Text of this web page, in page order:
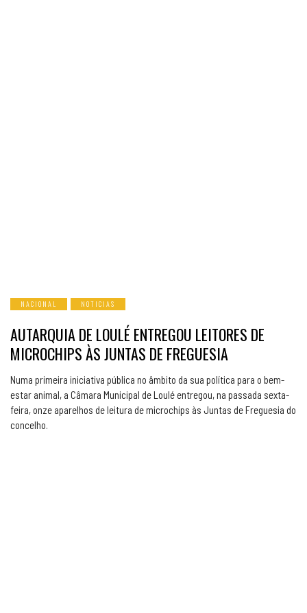
NACIONAL NOTICIAS
AUTARQUIA DE LOULÉ ENTREGOU LEITORES DE
MICROCHIPS ÀS JUNTAS DE FREGUESIA
Numa primeira iniciativa pública no âmbito da sua política para o bem-
estar animal, a Câmara Municipal de Loulé entregou, na passada sexta-
feira, onze aparelhos de leitura de microchips às Juntas de Freguesia do
concelho.